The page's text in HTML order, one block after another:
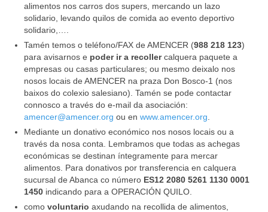
alimentos nos carros dos supers, mercando un lazo
solidario, levando quilos de comida ao evento deportivo
solidario,….
Tamén temos o teléfono/FAX de AMENCER (988 218 123)
para avisarnos e poder ir a recollercalquera paquete a
empresas ou casas particulares; ou mesmo deixalo nos
nosos locais de AMENCER na praza Don Bosco-1 (nos
baixos do colexio salesiano). Tamén se pode contactar
connosco a través do e-mail da asociación:
amencer@amencer.org ou en www.amencer.org
Mediante un donativo económico nos nosos locais ou a
través da nosa conta. Lembramos que todas as achegas
económicas se destinan íntegramente para mercar
alimentos. Para donativos por transferencia en calquera
sucursal de Abanca co número ES12 2080 5261 1130 0001
1450 indicando para a OPERACIÓN QUILO.
como voluntario axudando na recollida de alimentos,